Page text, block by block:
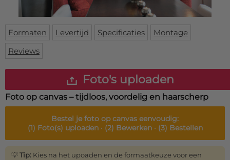
Vloermat
Skateboard deck
Inloggen
WhatsApp
Formaten Levertijd Specificaties
Montage
Reviews
Foto's uploaden
Foto op canvas – tijdloos, voordelig en haarscherp
Bestel jefoto op canvas eenvoudig:
(1) Foto(s) uploaden · (2) Bewerken · (3) Bestellen
💡Tip: Kies na het upoaden en de formaatkeuze voor een